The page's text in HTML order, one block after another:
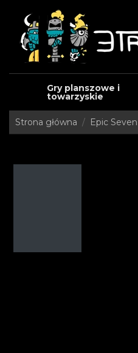
Gry planszowe i
towarzyskie
Strona główna Epic